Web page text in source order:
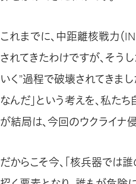
これまでに、中距離核戦力（
されてきたわけですが、そう
いく”過程で破壊されてきま
なんだ」という考えを、私た
が結局は、今回のウクライナ
だからこそ今、「核兵器では